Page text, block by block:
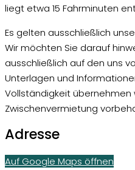
liegt etwa 15 Fahrminuten
Es gelten ausschließlich
Wir möchten Sie darauf
ausschließlich auf den uns
Unterlagen und
Vollständigkeit übernehmen
Zwischenvermietung
Adresse
Auf Google Maps öffnen